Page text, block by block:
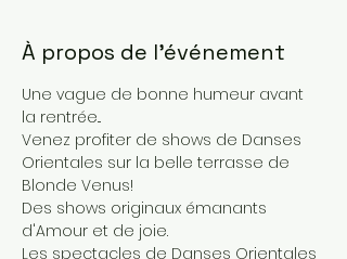
À propos de l'événement
Une vague de bonne humeur avant
la rentrée...
Venez profiter de shows de Danses
Orientales sur la belle terrasse de
Blonde Venus!
Des shows originaux émanants
d'Amour et de joie.
Les spectacles de Danses Orientales